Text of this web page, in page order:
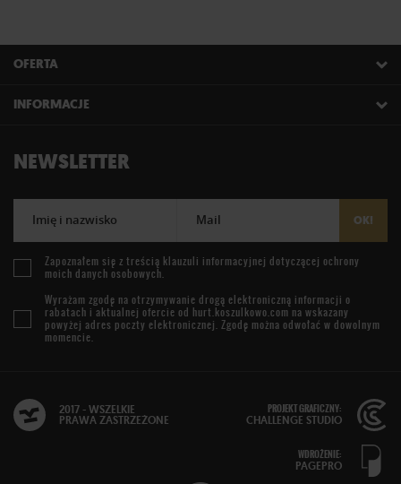
OFERTA
INFORMACJE
NEWSLETTER
Imię i nazwisko Mail OK!
Zapoznałem się z treścią klauzuli informacyjnej dotyczącej ochrony
moich danych osobowych.
Wyrażam zgodę na otrzymywanie drogą elektroniczną informacji o
rabatach i aktualnej ofercie od hurt.koszulkowo.com na wskazany
powyżej adres poczty elektronicznej. Zgodę można odwołać w dowolnym
momencie.
2017 - WSZELKIE
PRAWA ZASTRZEŻONE
PROJEKT GRAFICZNY:
CHALLENGE STUDIO
WDROŻENIE:
PAGEPRO